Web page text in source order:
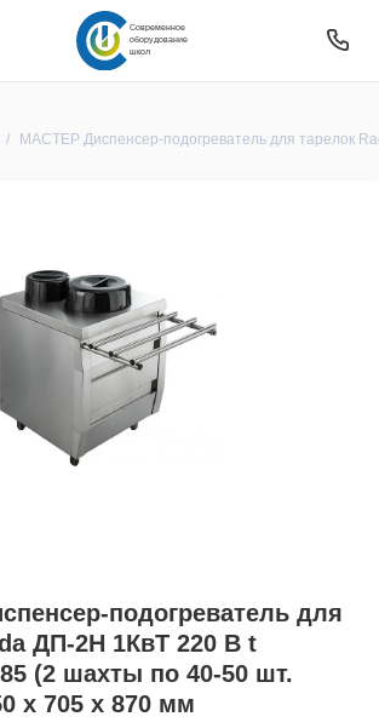
Современное
оборудование
школ
МАСТЕР Диспенсер-подогреватель для тарелок
подогреватель для
ДП-2Н 1КвТ 220 В t
(2 шахты по 40-50 шт.
х 705 х 870 мм